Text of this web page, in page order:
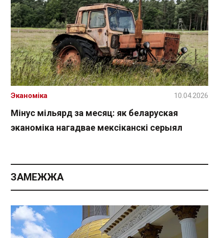
Мінус мільярд за месяц: як беларуская
эканоміка нагадвае мексіканскі серыял
Эканоміка 10.04.2026
ЗАМЕЖЖА